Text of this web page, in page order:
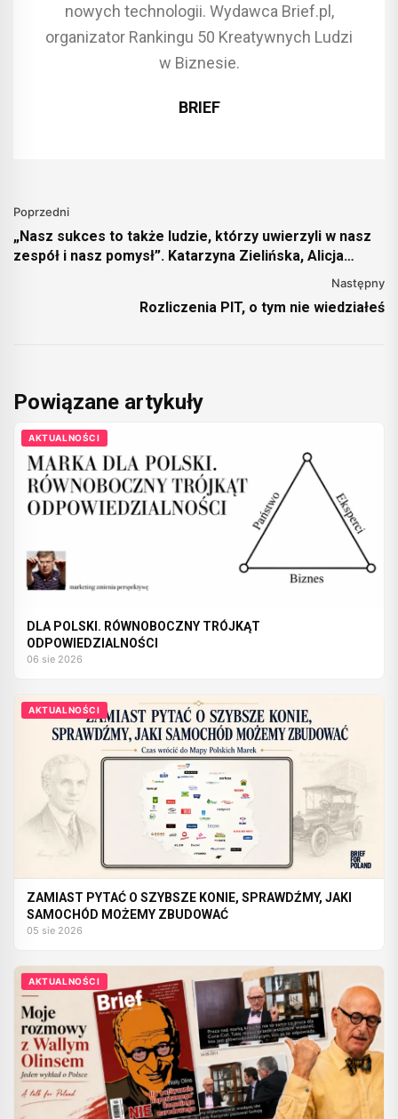
nowych technologii. Wydawca Brief.pl,
organizator Rankingu 50 Kreatywnych Ludzi
w Biznesie.
BRIEF
Poprzedni
„Nasz sukces to także ludzie, którzy uwierzyli w nasz
zespół i nasz pomysł”. Katarzyna Zielińska, Alicja
Stankiewicz, Małgorzata Zielińska, Marek Turkiewicz.
Następny
Rozliczenia PIT, o tym nie wiedziałeś
Powiązane artykuły
AKTUALNOŚCI
DLA POLSKI. RÓWNOBOCZNY TRÓJKĄT
ODPOWIEDZIALNOŚCI
06 sie 2026
AKTUALNOŚCI
ZAMIAST PYTAĆ O SZYBSZE KONIE, SPRAWDŹMY, JAKI
SAMOCHÓD MOŻEMY ZBUDOWAĆ
05 sie 2026
AKTUALNOŚCI